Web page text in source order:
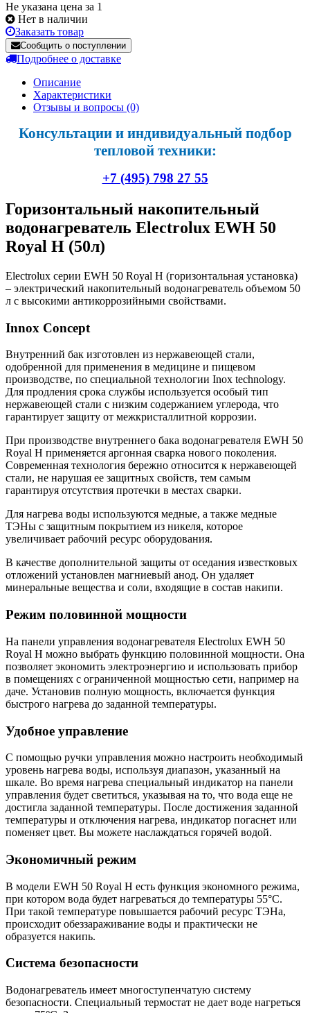
Не указана цена за 1
Нет в наличии
Заказать товар
Сообщить о поступлении
Подробнее о доставке
Описание
Характеристики
Отзывы и вопросы (0)
Консультации и индивидуальный подбор
тепловой техники:
+7 (495) 798 27 55
Горизонтальный накопительный
водонагреватель Electrolux EWH 50
Royal H (50л)
Electrolux серии EWH 50 Royal H (горизонтальная установка)
– электрический накопительный водонагреватель объемом 50
л с высокими антикоррозийными свойствами.
Innox Concept
Внутренний бак изготовлен из нержавеющей стали,
одобренной для применения в медицине и пищевом
производстве, по специальной технологии Inox technology.
Для продления срока службы используется особый тип
нержавеющей стали с низким содержанием углерода, что
гарантирует защиту от межкристаллитной коррозии.
При производстве внутреннего бака водонагревателя EWH 50
Royal H применяется аргонная сварка нового поколения.
Современная технология бережно относится к нержавеющей
стали, не нарушая ее защитных свойств, тем самым
гарантируя отсутствия протечки в местах сварки.
Для нагрева воды используются медные, а также медные
ТЭНы с защитным покрытием из никеля, которое
увеличивает рабочий ресурс оборудования.
В качестве дополнительной защиты от оседания известковых
отложений установлен магниевый анод. Он удаляет
минеральные вещества и соли, входящие в состав накипи.
Режим половинной мощности
На панели управления водонагревателя Electrolux EWH 50
Royal H можно выбрать функцию половинной мощности. Она
позволяет экономить электроэнергию и использовать прибор
в помещениях с ограниченной мощностью сети, например на
даче. Установив полную мощность, включается функция
быстрого нагрева до заданной температуры.
Удобное управление
С помощью ручки управления можно настроить необходимый
уровень нагрева воды, используя диапазон, указанный на
шкале. Во время нагрева специальный индикатор на панели
управления будет светиться, указывая на то, что вода еще не
достигла заданной температуры. После достижения заданной
температуры и отключения нагрева, индикатор погаснет или
поменяет цвет. Вы можете наслаждаться горячей водой.
Экономичный режим
В модели EWH 50 Royal H есть функция экономного режима,
при котором вода будет нагреваться до температуры 55°С.
При такой температуре повышается рабочий ресурс ТЭНа,
происходит обеззараживание воды и практически не
образуется накипь.
Система безопасности
Водонагреватель имеет многоступенчатую систему
безопасности. Специальный термостат не дает воде нагреться